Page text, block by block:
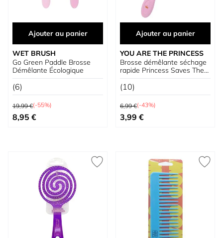
Ajouter au panier
WET BRUSH
Go Green Paddle Brosse
Démêlante Écologique
(6)
Prix normal
19,99 €(-55%)
Prix spécial
8,95 €
Ajouter au panier
YOU ARE THE PRINCESS
Brosse démêlante séchage
rapide Princess Saves The
World
(10)
Prix normal
6,99 €(-43%)
Prix spécial
3,99 €